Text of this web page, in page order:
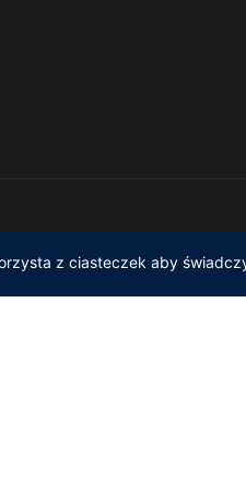
z ciasteczek aby